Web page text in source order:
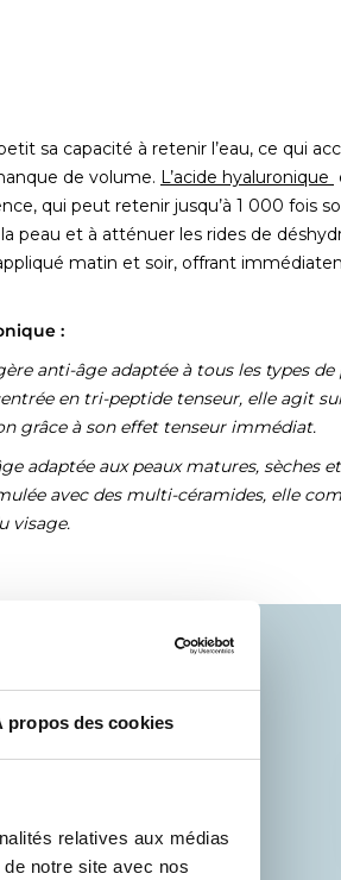
propos des cookies
relatives aux médias
notre site avec nos
sa capacité à retenir l’eau, ce qui
de volume. L’acide hyaluronique
qui peut retenir jusqu’à 1 000 fois
peau et à atténuer les rides de
matin et soir, offrant
:
anti-âge adaptée à tous les types
en tri-peptide tenseur, elle agit
grâce à son effet tenseur immédiat.
adaptée aux peaux matures, sèches
avec des multi-céramides, elle
visage.